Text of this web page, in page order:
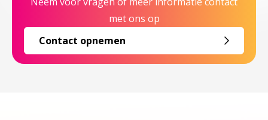
met ons op
Contact opnemen